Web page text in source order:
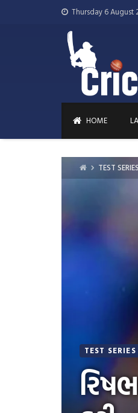
Thursday 6 August
August 1, 2026
HOME
TEST SERIES
TEST SERIES